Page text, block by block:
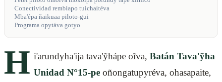
Conectividad rembiapo tuichaitéva
Mba'épa ñaikuaa piloto-gui
Programa opytáva gotyo
H i'arundyha'ija tava'ỹhápe oĩva, Batán Tava'ỹha
Unidad N°15-peoñongatupyréva, ohasapaite,